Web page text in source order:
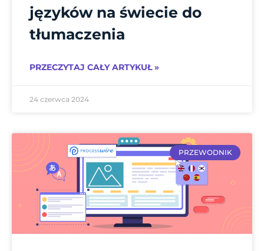
języków na świecie do
tłumaczenia
PRZECZYTAJ CAŁY ARTYKUŁ »
24 czerwca 2024
PRZEWODNIK